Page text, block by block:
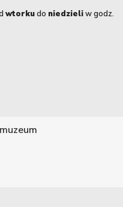
wtorkudo niedzieliw godz.